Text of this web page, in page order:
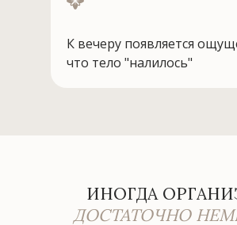
К вечеру появляется
что тело "налилось"
ИНОГДА
ДОСТАТОЧНО